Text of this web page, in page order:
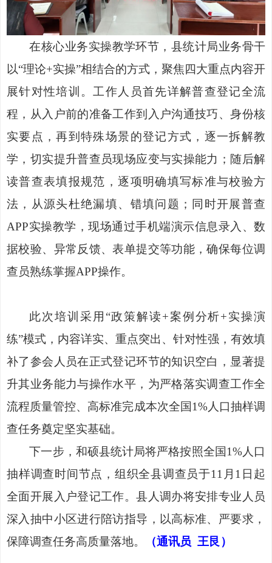
在核心业务实操教学环节，县统计局业务骨干
以“理论+实操”相结合的方式，聚焦四大重点内容开
展针对性培训。工作人员首先详解普查登记全流
程，从入户前的准备工作到入户沟通技巧、身份核
实要点，再到特殊场景的登记方式，逐一拆解教
学，切实提升普查员现场应变与实操能力；随后解
读普查表填报规范，逐项明确填写标准与校验方
法，从源头杜绝漏填、错填问题；同时开展普查
APP实操教学，现场通过手机端演示信息录入、数
据校验、异常反馈、表单提交等功能，确保每位调
查员熟练掌握APP操作。
此次培训采用 “政策解读+案例分析+实操演
练”模式，内容详实、重点突出、针对性强，有效填
补了参会人员在正式登记环节的知识空白，显著提
升其业务能力与操作水平，为严格落实调查工作全
流程质量管控、高标准完成本次全国1%人口抽样调
查任务奠定坚实基础。
下一步，和硕县统计局将严格按照全国1%人口
抽样调查时间节点，组织全县调查员于11月1日起
全面开展入户登记工作。县人调办将安排专业人员
深入抽中小区进行陪访指导，以高标准、严要求，
保障调查任务高质量落地。
（通讯员 王艮）